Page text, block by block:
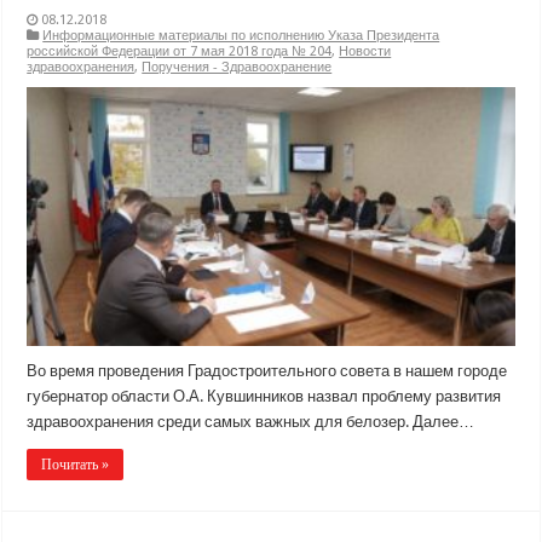
08.12.2018
Информационные материалы по исполнению Указа Президента
российской Федерации от 7 мая 2018 года № 204, Новости
здравоохранения, Поручения - Здравоохранение
Во время проведения Градостроительного совета в нашем городе
губернатор области О.А. Кувшинников назвал проблему развития
здравоохранения среди самых важных для белозер. Далее…
Почитать »